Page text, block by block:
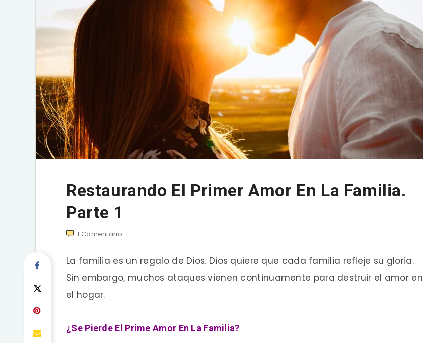
Restaurando El Primer Amor En La Familia.
Parte 1
1 Comentario
La familia es un regalo de Dios. Dios quiere que cada familia refleje su gloria.
Sin embargo, muchos ataques vienen continuamente para destruir el amor en
el hogar.
¿Se Pierde El Prime Amor En La Familia?